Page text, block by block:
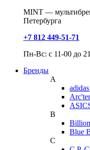
MINT —
Петербурга
+7 812 449-51-71
Пн-Вс: с 11-00 до
Бренды
A
B
Blue
C